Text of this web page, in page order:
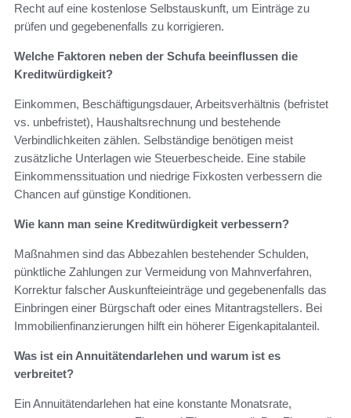
Recht auf eine kostenlose Selbstauskunft, um Einträge zu
prüfen und gegebenenfalls zu korrigieren.
Welche Faktoren neben der Schufa beeinflussen die
Kreditwürdigkeit?
Einkommen, Beschäftigungsdauer, Arbeitsverhältnis (befristet
vs. unbefristet), Haushaltsrechnung und bestehende
Verbindlichkeiten zählen. Selbständige benötigen meist
zusätzliche Unterlagen wie Steuerbescheide. Eine stabile
Einkommenssituation und niedrige Fixkosten verbessern die
Chancen auf günstige Konditionen.
Wie kann man seine Kreditwürdigkeit verbessern?
Maßnahmen sind das Abbezahlen bestehender Schulden,
pünktliche Zahlungen zur Vermeidung von Mahnverfahren,
Korrektur falscher Auskunfteieinträge und gegebenenfalls das
Einbringen einer Bürgschaft oder eines Mitantragstellers. Bei
Immobilienfinanzierungen hilft ein höherer Eigenkapitalanteil.
Was ist ein Annuitätendarlehen und warum ist es
verbreitet?
Ein Annuitätendarlehen hat eine konstante Monatsrate,